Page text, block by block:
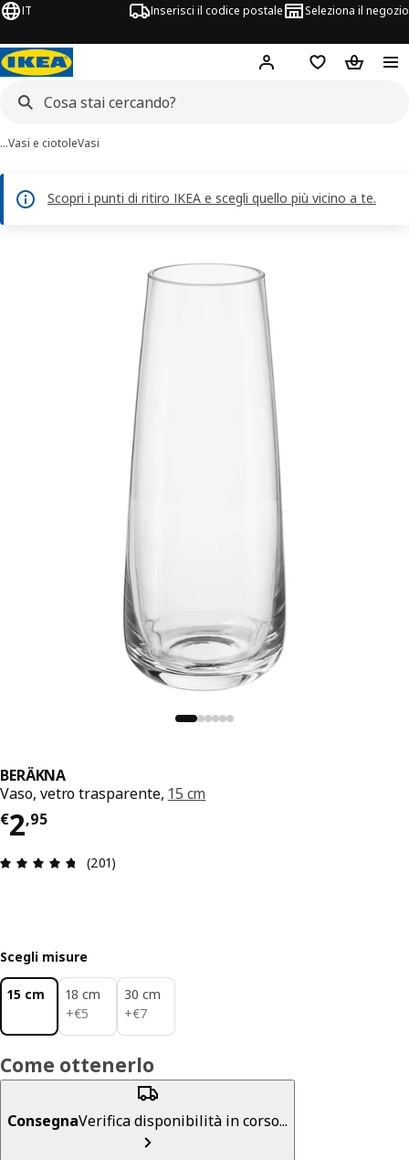
IT Inserisci il codice postale Seleziona il negozio
Hej! AccediLista deiCarrello
…Vasi e ciotoleVasi
Scopri i punti di ritiro IKEA e scegli quello più vicino a te.
BERÄKNA
Vaso, vetro trasparente, 15 cm
€2,95
Prezzo € 2,95
Recensione: 4.7 di 5 stelle. Recensioni totali: 201
(201)
Scegli misure
15 cm
18 cm
+€5
€ 5
30 cm
+€7
€ 7
Come ottenerlo
ConsegnaVerifica disponibilità in corso...